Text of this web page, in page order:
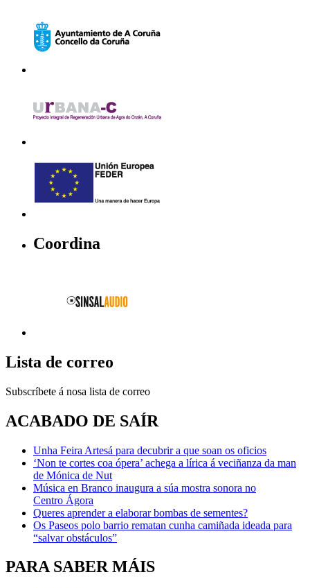
Coordina
Lista de correo
Subscríbete á nosa lista de correo
ACABADO DE SAÍR
Unha Feira Artesá para decubrir a que soan os oficios
‘Non te cortes coa ópera’ achega a lírica á veciñanza da man
de Mónica de Nut
Música en Branco inaugura a súa mostra sonora no
Centro Ágora
Queres aprender a elaborar bombas de sementes?
Os Paseos polo barrio rematan cunha camiñada ideada para
“salvar obstáculos”
PARA SABER MÁIS